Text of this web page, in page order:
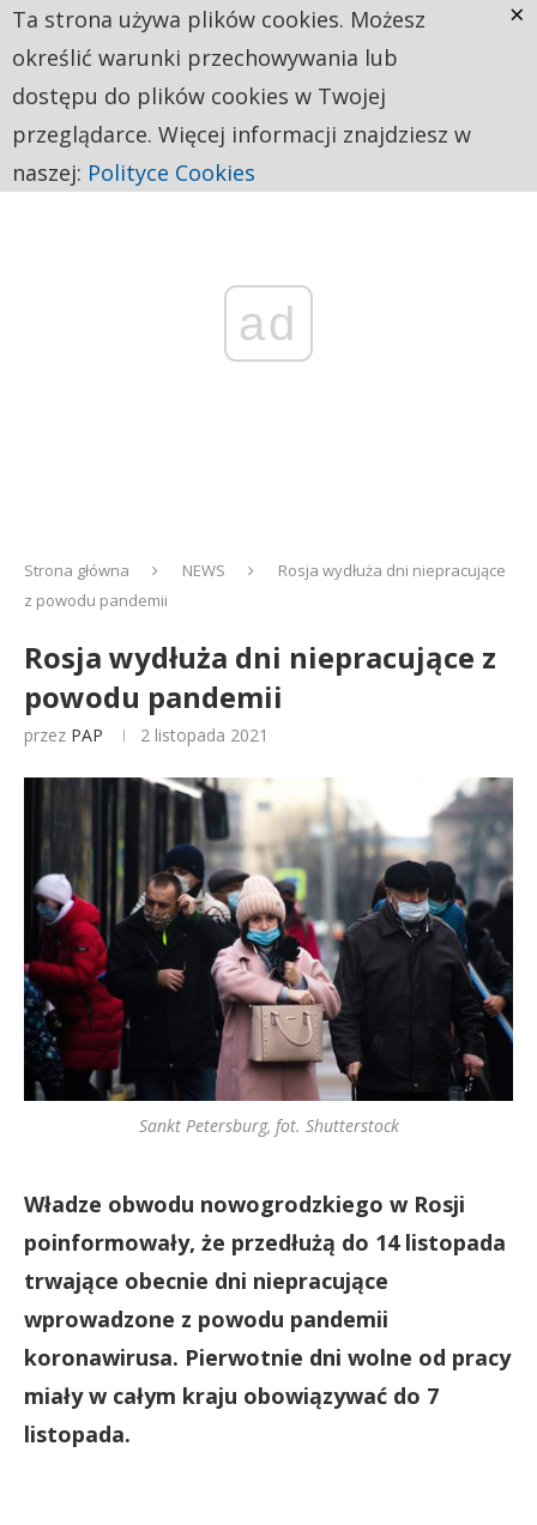
ad
Strona główna NEWS
Rosja wydłuża dni niepracujące
z powodu pandemii
Rosja wydłuża dni niepracujące z
powodu pandemii
przez PAP 2 listopada 2021
Sankt Petersburg, fot. Shutterstock
Władze obwodu nowogrodzkiego w Rosji
poinformowały, że przedłużą do 14 listopada
trwające obecnie dni niepracujące
wprowadzone z powodu pandemii
koronawirusa. Pierwotnie dni wolne od pracy
miały w całym kraju obowiązywać do 7
listopada.
Ta strona używa plików cookies. Możesz
określić warunki przechowywania lub
dostępu do plików cookies w Twojej
przeglądarce. Więcej informacji znajdziesz w
naszej: Polityce Cookies
×